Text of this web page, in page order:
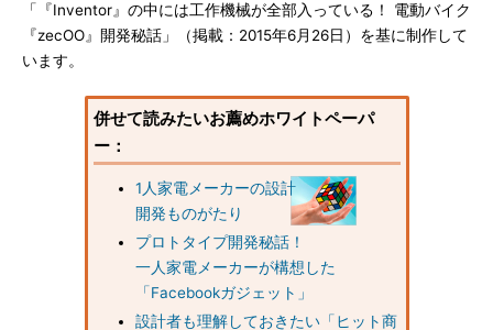
「『Inventor』の中には工作機械が全部入っている！ 電動バイク
『zecOO』開発秘話」（掲載：2015年6月26日）を基に制作して
います。
併せて読みたいお薦めホワイトペーパ
ー：
1人家電メーカーの設計
開発ものがたり
プロトタイプ開発秘話！
一人家電メーカーが構想した
「Facebookガジェット」
設計者も理解しておきたい「ヒット商